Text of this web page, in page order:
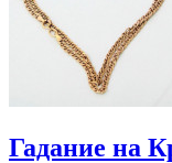
Гадание на